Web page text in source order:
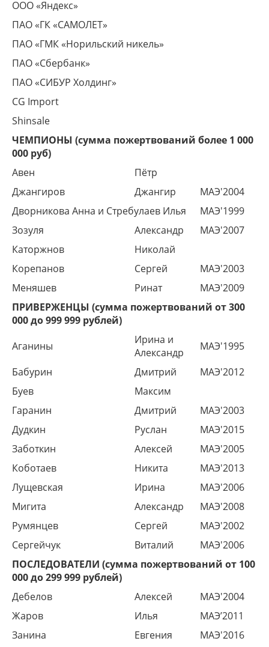
ООО «Яндекс»
ПАО «ГК «САМОЛЕТ»
ПАО «ГМК «Норильский никель»
ПАО «Сбербанк»
ПАО «СИБУР Холдинг»
CG Import
Shinsale
ЧЕМПИОНЫ (сумма пожертвований более 1 000
000 руб)
Авен
Пётр
Джангиров
Джангир
МАЭ'2004
Дворникова Анна и Стребулаев Илья
МАЭ'1999
Зозуля
Александр
МАЭ'2007
Каторжнов
Николай
Корепанов
Сергей
МАЭ'2003
Меняшев
Ринат
МАЭ'2009
ПРИВЕРЖЕНЦЫ (сумма пожертвований от 300
000 до 999 999 рублей)
Аганины
Ирина и
Александр
МАЭ'1995
Бабурин
Дмитрий
МАЭ'2012
Буев
Максим
Гаранин
Дмитрий
МАЭ'2003
Дудкин
Руслан
МАЭ'2015
Заботкин
Алексей
МАЭ'2005
Коботаев
Никита
МАЭ'2013
Лущевская
Ирина
МАЭ'2006
Мигита
Александр
МАЭ'2008
Румянцев
Сергей
МАЭ'2002
Сергейчук
Виталий
МАЭ'2006
ПОСЛЕДОВАТЕЛИ (сумма пожертвований от 100
000 до 299 999 рублей)
Дебелов
Алексей
МАЭ'2004
Жаров
Илья
МАЭ’2011
Занина
Евгения
МАЭ'2016